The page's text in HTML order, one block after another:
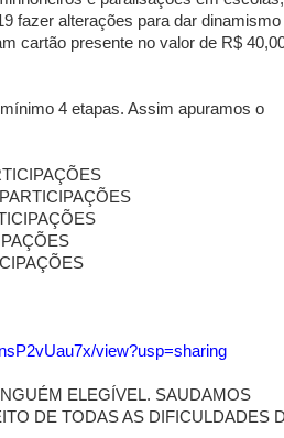
fazer alterações para dar dinamismo
cartão presente no valor de R$
4 etapas. Assim apuramos o
view?usp=sharing
ELEGÍVEL. SAUDAMOS
DE TODAS AS DIFICULDADES